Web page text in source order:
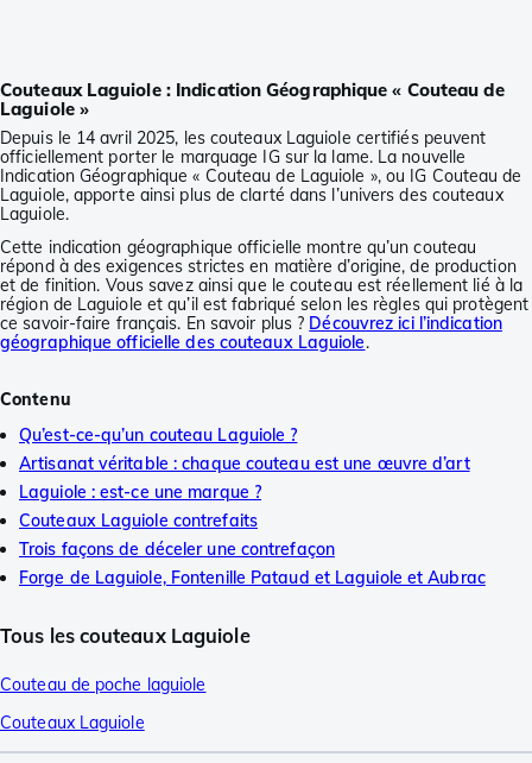
Couteaux Laguiole : Indication Géographique « Couteau de
Laguiole »
Depuis le 14 avril 2025, les couteaux Laguiole certifiés peuvent
officiellement porter le marquage IG sur la lame. La nouvelle
Indication Géographique « Couteau de Laguiole », ou IG Couteau de
Laguiole, apporte ainsi plus de clarté dans l’univers des couteaux
Laguiole.
Cette indication géographique officielle montre qu’un couteau
répond à des exigences strictes en matière d’origine, de production
et de finition. Vous savez ainsi que le couteau est réellement lié à la
région de Laguiole et qu’il est fabriqué selon les règles qui protègent
ce savoir-faire français. En savoir plus ? Découvrez ici l’indication
géographique officielle des couteaux Laguiole.
Contenu
Qu’est-ce-qu’un couteau Laguiole ?
Artisanat véritable : chaque couteau est une œuvre d’art
Laguiole : est-ce une marque ?
Couteaux Laguiole contrefaits
Trois façons de déceler une contrefaçon
Forge de Laguiole, Fontenille Pataud et Laguiole et Aubrac
Tous les couteaux Laguiole
Couteau de poche laguiole
Couteaux Laguiole